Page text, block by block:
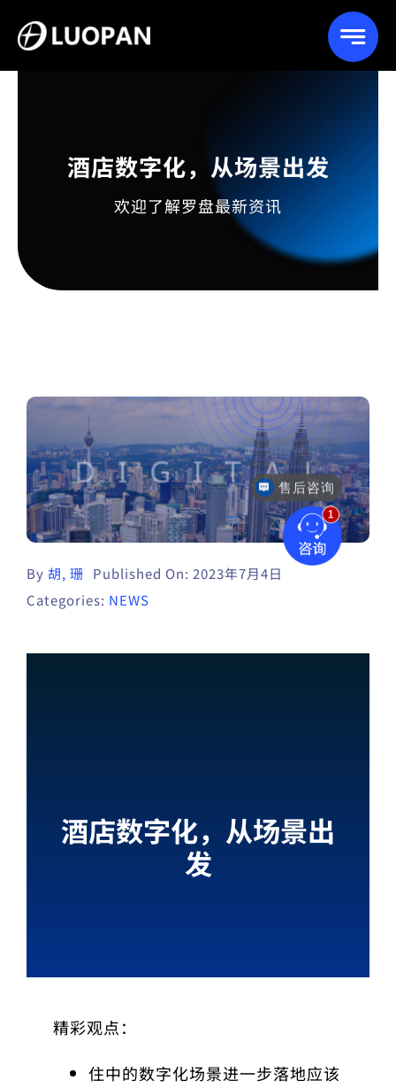
content
酒店数字化，从场景出发
欢迎了解罗盘最新资讯
By 胡, 珊 Published On: 2023年7月4日
Categories: NEWS
酒店数字化，从场景出
发
精彩观点：
住中的数字化场景进一步落地应该
售后咨询